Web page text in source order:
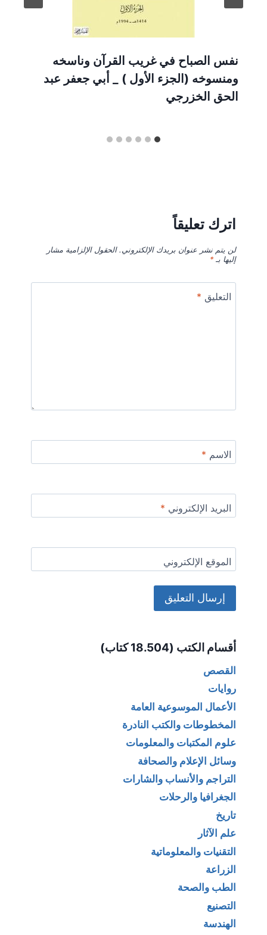
نفس الصباح في غريب القرآن وناسخه
ومنسوخه (الجزء الأول ) _ أبي جعفر عبد
الحق الخزرجي
اترك تعليقاً
لن يتم نشر عنوان بريدك الإلكتروني. الحقول الإلزامية مشار
إليها بـ*
التعليق *
الاسم *
البريد الإلكتروني *
الموقع الإلكتروني
أقسام الكتب (18.504 كتاب)
القصص
روايات
الأعمال الموسوعية العامة
المخطوطات والكتب النادرة
علوم المكتبات والمعلومات
وسائل الإعلام والصحافة
التراجم والأنساب والشارات
الجغرافيا والرحلات
تاريخ
علم الآثار
التقنيات والمعلوماتية
الزراعة
الطب والصحة
التصنيع
الهندسة